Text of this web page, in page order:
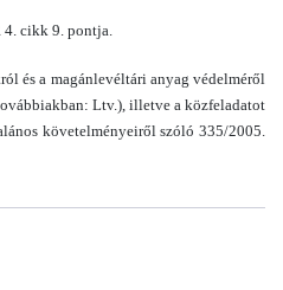
4. cikk 9. pontja.
és a magánlevéltári anyag védelméről
Ltv.), illetve a közfeladatot
követelményeiről szóló 335/2005.